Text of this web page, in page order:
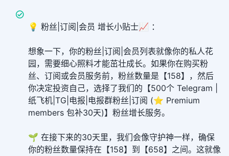
💡 粉丝|订阅|会员 增长小贴士📈 ：
想象一下，你的粉丝|订阅|会员列表就像你的私人花
园，需要细心照料才能茁壮成长。如果你在购买粉
丝、订阅或会员服务前，粉丝数量是【158】，然后
你决定投资自己，选择了我们的【500个 Telegram |
纸飞机|TG|电报|电报群粉丝|订阅 (⭐ Premium
members 包补30天)】粉丝增长服务。
🌱 在接下来的30天里，我们会像守护神一样，确保
你的粉丝数量保持在【158】到【658】之间。这就像